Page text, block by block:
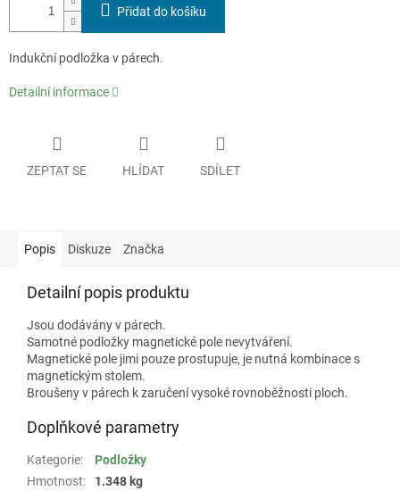
Přidat do košíku
Indukční podložka v párech.
Detailní informace
ZEPTAT SE HLÍDAT SDÍLET
Popis Diskuze Značka
Detailní popis produktu
Jsou dodávány v párech.
Samotné podložky magnetické pole nevytváření.
Magnetické pole jimi pouze prostupuje, je nutná kombinace s
magnetickým stolem.
Broušeny v párech k zaručení vysoké rovnoběžnosti ploch.
Doplňkové parametry
Kategorie:
Podložky
Hmotnost: 1.348 kg